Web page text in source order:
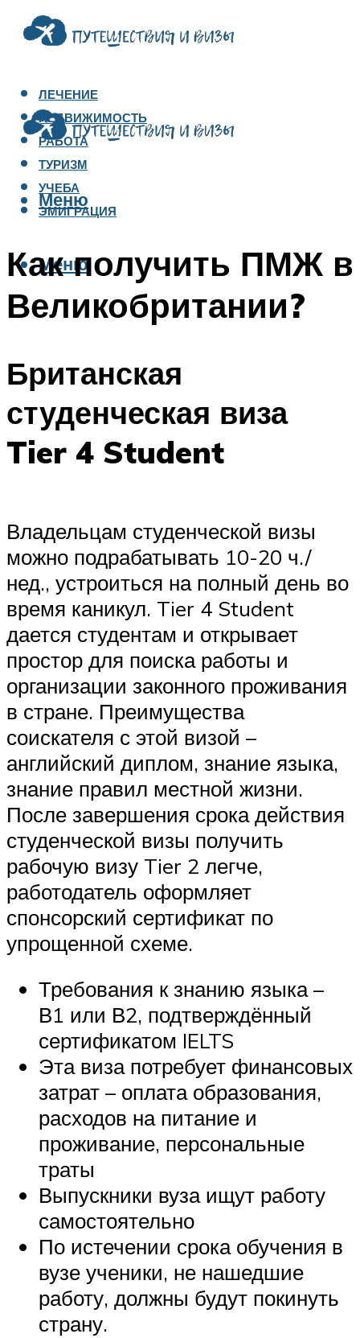
ЛЕЧЕНИЕ
НЕДВИЖИМОСТЬ
РАБОТА
ТУРИЗМ
УЧЕБА
ЭМИГРАЦИЯ
Меню
Меню
Как получить ПМЖ в
Великобритании?
Британская
студенческая виза
Tier 4 Student
Владельцам студенческой визы
можно подрабатывать 10-20 ч./
нед., устроиться на полный день во
время каникул. Tier 4 Student
дается студентам и открывает
простор для поиска работы и
организации законного проживания
в стране. Преимущества
соискателя с этой визой –
английский диплом, знание языка,
знание правил местной жизни.
После завершения срока действия
студенческой визы получить
рабочую визу Tier 2 легче,
работодатель оформляет
спонсорский сертификат по
упрощенной схеме.
Требования к знанию языка –
В1 или В2, подтверждённый
сертификатом IELTS
Эта виза потребует финансовых
затрат – оплата образования,
расходов на питание и
проживание, персональные
траты
Выпускники вуза ищут работу
самостоятельно
По истечении срока обучения в
вузе ученики, не нашедшие
работу, должны будут покинуть
страну.